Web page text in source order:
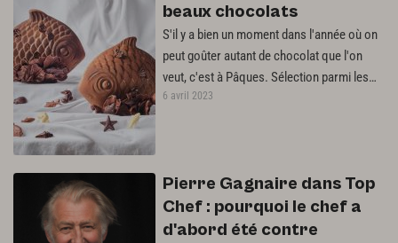
beaux chocolats
S'il y a bien un moment dans l'année où on
peut goûter autant de chocolat que l'on
veut, c'est à Pâques. Sélection parmi les
créations des chefs chocolatiers.
6 avril 2023
Pierre Gagnaire dans Top
Chef : pourquoi le chef a
d'abord été contre